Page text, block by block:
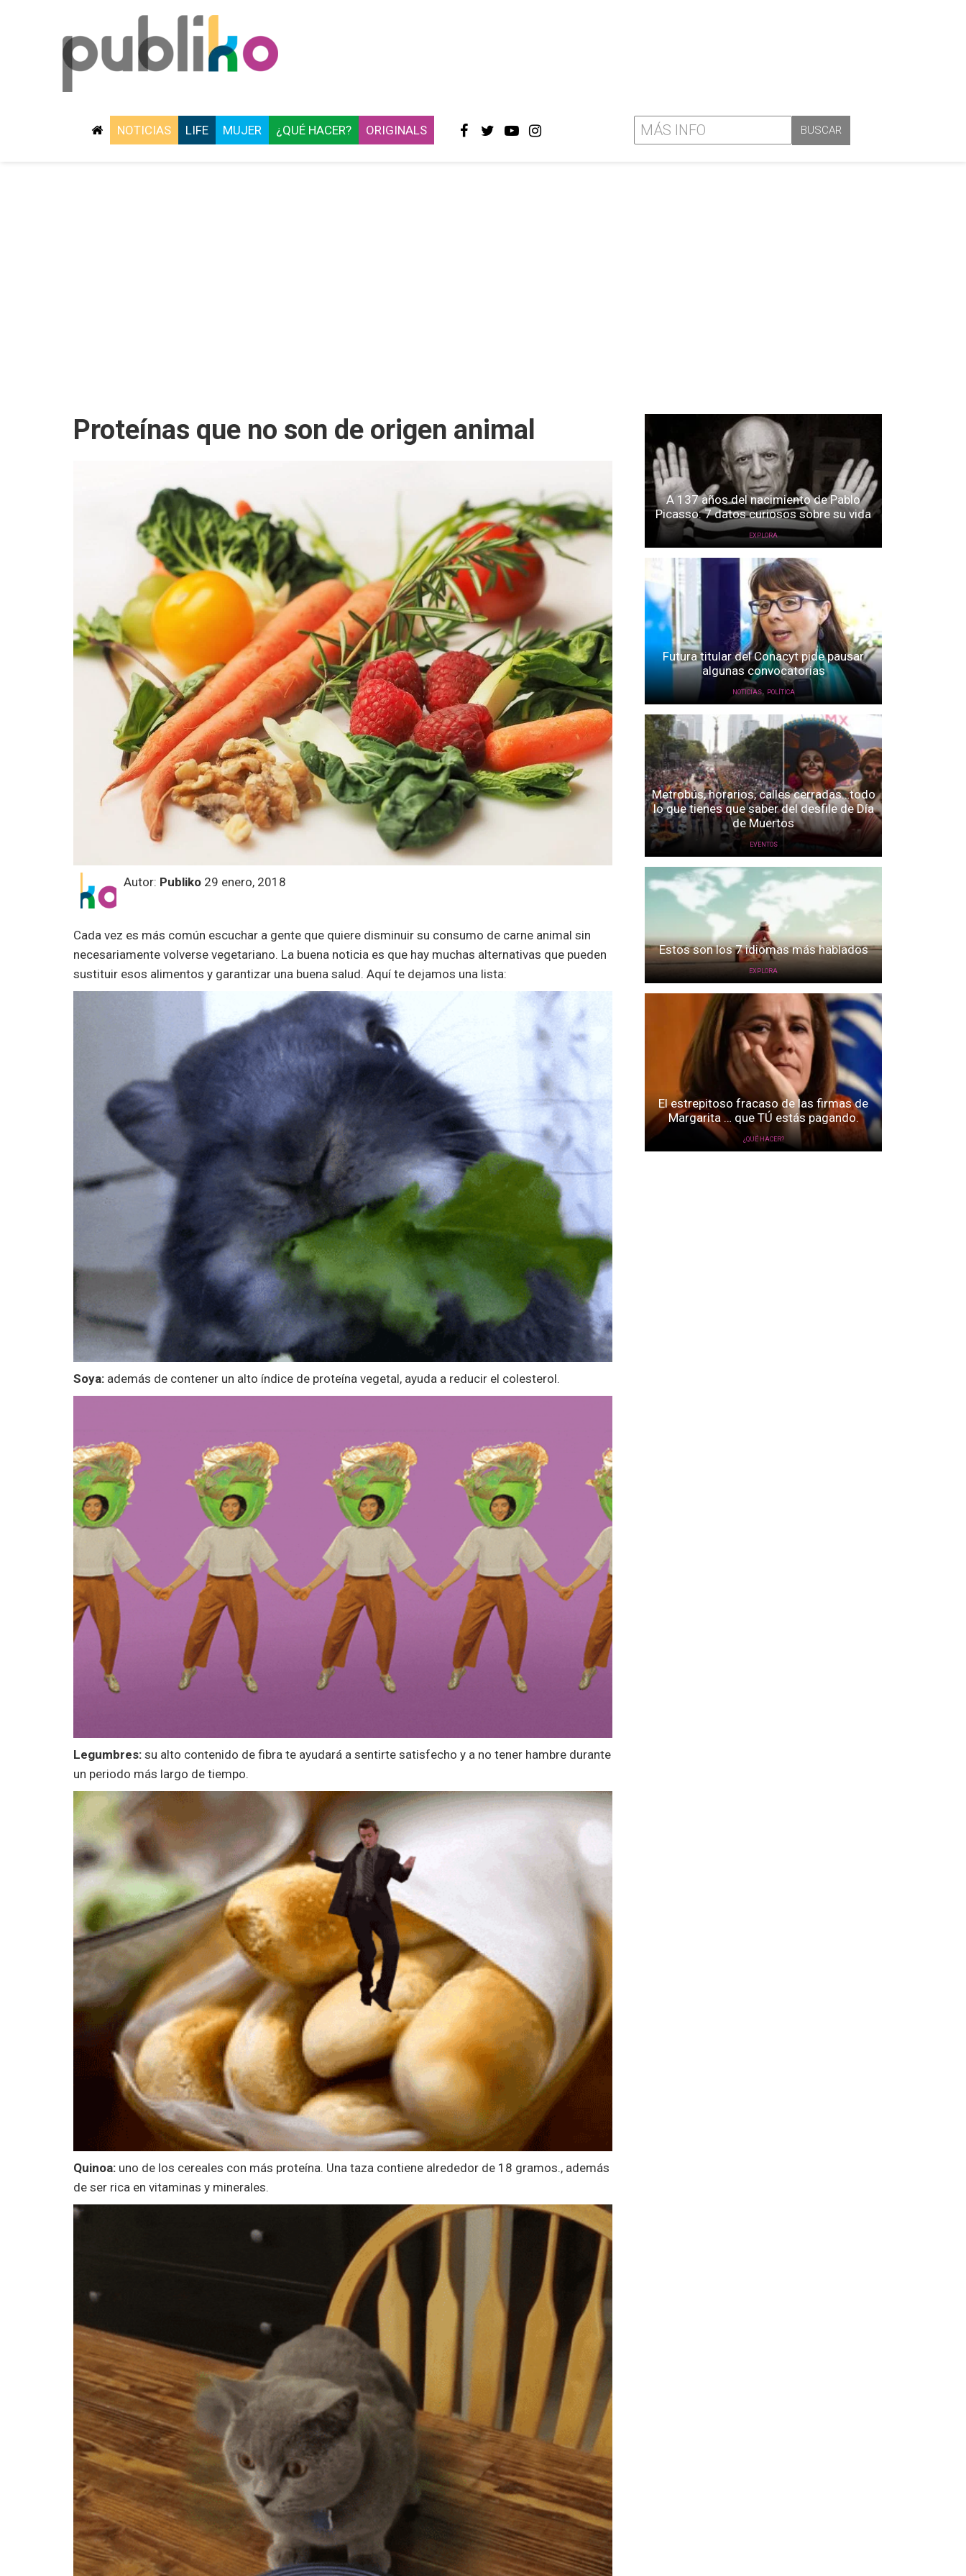
NOTICIAS LIFE MUJER ¿QUÉ HACER? ORIGINALS
Proteínas que no son de origen animal
Autor: Publiko 29 enero, 2018
Cada vez es más común escuchar a gente que quiere disminuir su consumo de carne animal sin
necesariamente volverse vegetariano. La buena noticia es que hay muchas alternativas que pueden
sustituir esos alimentos y garantizar una buena salud. Aquí te dejamos una lista:
Soya: además de contener un alto índice de proteína vegetal, ayuda a reducir el colesterol.
Legumbres: su alto contenido de fibra te ayudará a sentirte satisfecho y a no tener hambre durante
un periodo más largo de tiempo.
Quinoa: uno de los cereales con más proteína. Una taza contiene alrededor de 18 gramos., además
de ser rica en vitaminas y minerales.
A 137 años del nacimiento de Pablo
Picasso: 7 datos curiosos sobre su vida
EXPLORA
Futura titular del Conacyt pide pausar
algunas convocatorias
NOTICIAS, POLÍTICA
Metrobús, horarios, calles cerradas…todo
lo que tienes que saber del desfile de Día
de Muertos
EVENTOS
Estos son los 7 idiomas más hablados
EXPLORA
El estrepitoso fracaso de las firmas de
Margarita … que TÚ estás pagando.
¿QUÉ HACER?